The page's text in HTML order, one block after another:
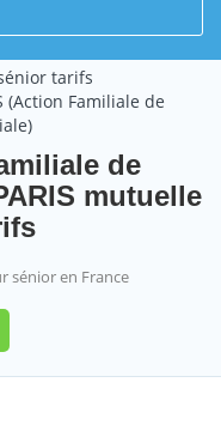
tarifs
(Action Familiale de
de
mutuelle
sénior en France